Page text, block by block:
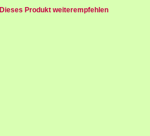
Dieses Produkt weiterempfehlen